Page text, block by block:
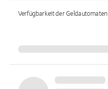
Verfügbarkeit der Geldautomaten